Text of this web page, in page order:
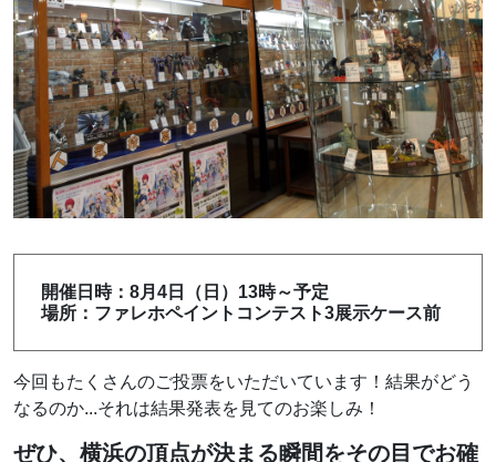
開催日時：8月4日（日）13時～予定
場所：ファレホペイントコンテスト3展示ケース前
今回もたくさんのご投票をいただいています！結果がどう
なるのか...それは結果発表を見てのお楽しみ！
ぜひ、横浜の頂点が決まる瞬間をその目でお確